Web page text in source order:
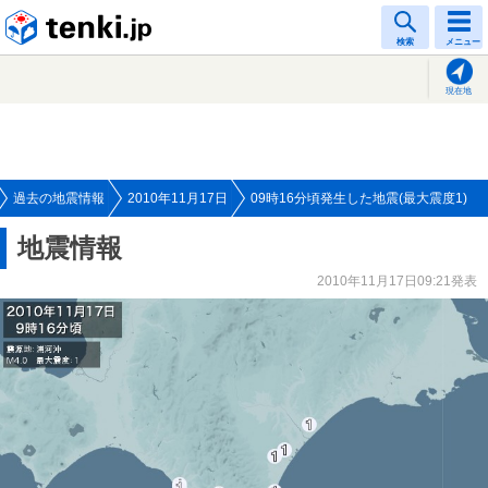
検索 メニュー
現在地
過去の地震情報 2010年11月17日 09時16分頃発生した地震(最大震度1)
地震情報
2010年11月17日09:21発表